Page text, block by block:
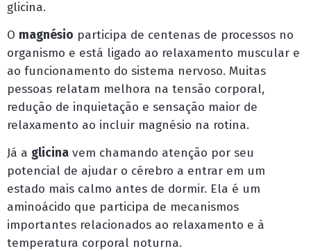
glicina.
O magnésio participa de centenas de processos no
organismo e está ligado ao relaxamento muscular e
ao funcionamento do sistema nervoso. Muitas
pessoas relatam melhora na tensão corporal,
redução de inquietação e sensação maior de
relaxamento ao incluir magnésio na rotina.
Já a glicina vem chamando atenção por seu
potencial de ajudar o cérebro a entrar em um
estado mais calmo antes de dormir. Ela é um
aminoácido que participa de mecanismos
importantes relacionados ao relaxamento e à
temperatura corporal noturna.